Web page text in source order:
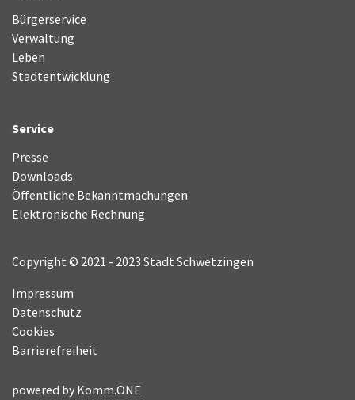
Bürgerservice
Verwaltung
Leben
Stadtentwicklung
Service
Presse
Downloads
Öffentliche Bekanntmachungen
Elektronische Rechnung
Copyright © 2021 - 2023 Stadt Schwetzingen
Impressum
Datenschutz
Cookies
Barrierefreiheit
powered by Komm.ONE